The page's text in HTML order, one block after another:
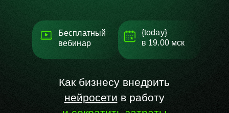
Бесплатный
вебинар
Как бизнесу внедрить
нейросети в работу
{today}
в 19.00 мск